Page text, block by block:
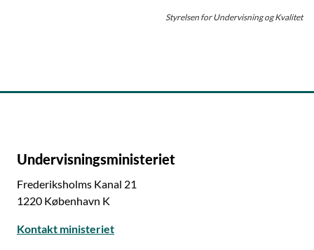
Styrelsen for Undervisning og Kvalitet
Undervisningsministeriet
Frederiksholms Kanal 21
1220 København K
Kontakt ministeriet